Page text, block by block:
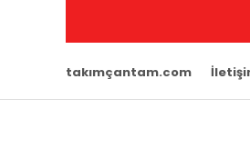
takımçantam.com